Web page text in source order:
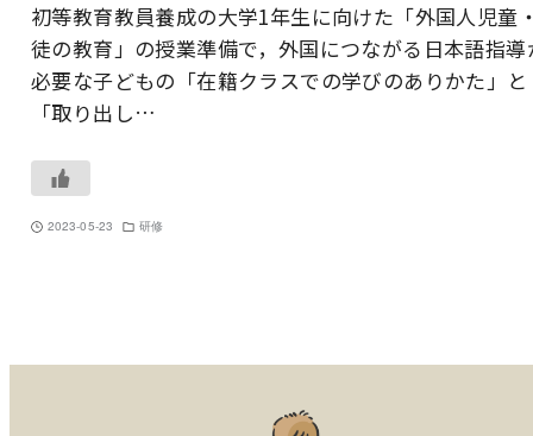
初等教育教員養成の大学1年生に向けた「外国人児童
徒の教育」の授業準備で，外国につながる日本語指導
必要な子どもの「在籍クラスでの学びのありかた」と
「取り出し…
2023-05-23 研修